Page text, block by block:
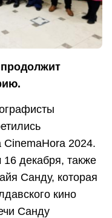
2024.
декабря, также
Санду, которая
кино
Санду